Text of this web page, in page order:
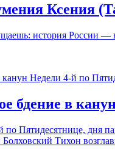
Ксения
история России
бдение в
Пятидесятнице, дня
Тихон